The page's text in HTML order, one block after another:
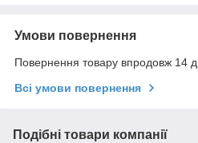
Умови повернення
Повернення товару впродовж 14
Всі умови повернення
Подібні товари компанії